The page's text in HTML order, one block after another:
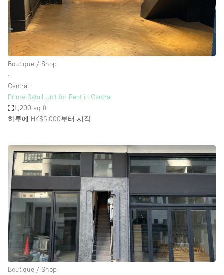
Boutique / Shop
∙
Central
Prime Retail Unit for Rent in Central
1,200 sq ft
하루에 HK$5,000부터 시작
Boutique / Shop